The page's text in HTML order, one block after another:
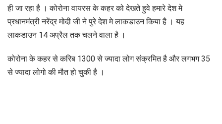
ही जा रहा है । कोरोना वायरस के कहर को देखते हुवे हमारे देश मे
प्रधानमंत्री नरेंद्र मोदी जी ने पुरे देश मे लाकडाउन किया है । यह
लाकडाउन 14 अप्रैल तक चलने वाला है ।
कोरोना के कहर से करिब 1300 से ज्यादा लोग संक्रमित है और लगभग 35
से ज्यादा लोगो की मौत हो चुकी है ।